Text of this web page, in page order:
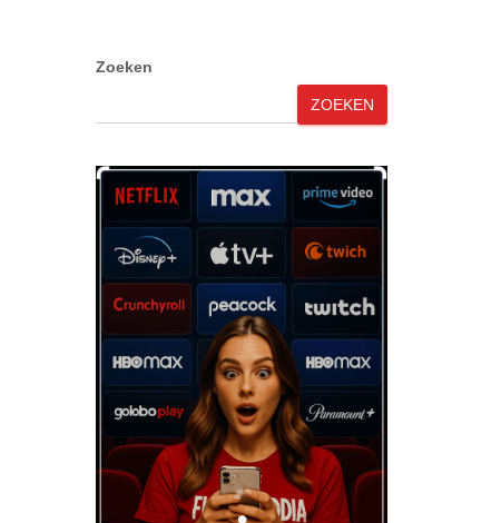
Zoeken
ZOEKEN